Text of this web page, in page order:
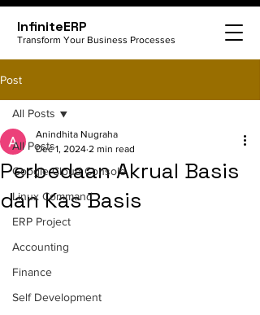
InfiniteERP
Transform Your Business Processes
Post
All Posts
Google Cloud Console
Linux Command
ERP Project
Accounting
Finance
Self Development
All Posts
Perbedaan Akrual Basis
dan Kas Basis
Anindhita Nugraha
Dec 1, 2024 2 min read